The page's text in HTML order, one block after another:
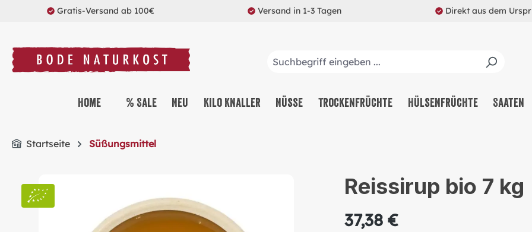
Zur Hauptnavigation springen
Gratis-Versand ab 100€ Versand in 1-3 Tagen Direkt aus dem
Home % Sale Neu Kilo Knaller Nüsse Trockenfrüchte Hülsenfrüchte Saaten
Startseite Süßungsmittel
Reissirup bio 7 kg
37,38 €